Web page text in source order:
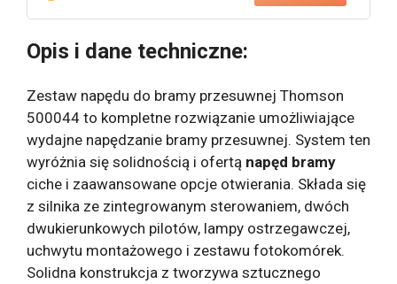
Opis i dane techniczne:
Zestaw napędu do bramy przesuwnej Thomson
500044 to kompletne rozwiązanie umożliwiające
wydajne napędzanie bramy przesuwnej. System ten
wyróżnia się solidnością i ofertą napęd bramy
ciche i zaawansowane opcje otwierania. Składa się
z silnika ze zintegrowanym sterowaniem, dwóch
dwukierunkowych pilotów, lampy ostrzegawczej,
uchwytu montażowego i zestawu fotokomórek.
Solidna konstrukcja z tworzywa sztucznego